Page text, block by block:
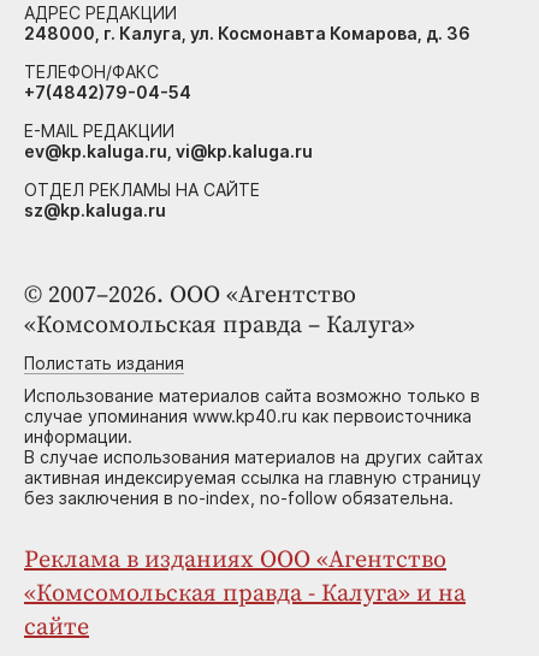
© 2007–2026. ООО «Агентство
«Комсомольская правда – Калуга»
Полистать издания
Использование материалов сайта возможно только в
случае упоминания www.kp40.ru как первоисточника
информации.
В случае использования материалов на других сайтах
активная индексируемая ссылка на главную страницу
без заключения в no-index, no-follow обязательна.
Реклама в изданиях ООО «Агентство
«Комсомольская правда - Калуга» и на
сайте
АДРЕС РЕДАКЦИИ
248000, г. Калуга, ул. Космонавта Комарова, д. 36
ТЕЛЕФОН/ФАКС
+7(4842)79-04-54
E-MAIL РЕДАКЦИИ
ev@kp.kaluga.ru, vi@kp.kaluga.ru
ОТДЕЛ РЕКЛАМЫ НА САЙТЕ
sz@kp.kaluga.ru